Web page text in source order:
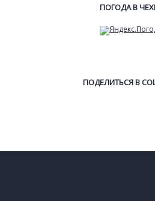
ПОГОДА В
ПОДЕЛИТЬСЯ В